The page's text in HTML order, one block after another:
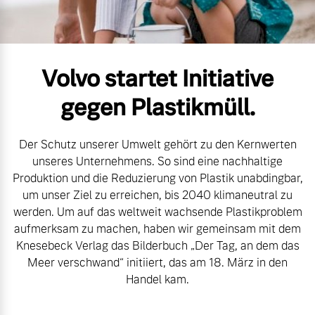
Mild-Hybrid
Geschäftskunden
Editionsmodelle
Konnektivität
Gebrauchtwagen
Aktuelle Zubehörangebote
Zubehörkatalog
Service by Volvo
Sie erhalten bei uns eine
Vielzahl von Original
Volvo Winter- und
Sommer Kompletträder.
Kontakt und Anfahrt
Volvo startet Initiative
gegen Plastikmüll.
Der Schutz unserer Umwelt gehört zu den Kernwerten
unseres Unternehmens. So sind eine nachhaltige
Produktion und die Reduzierung von Plastik unabdingbar,
um unser Ziel zu erreichen, bis 2040 klimaneutral zu
werden. Um auf das weltweit wachsende Plastikproblem
aufmerksam zu machen, haben wir gemeinsam mit dem
Knesebeck Verlag das Bilderbuch „Der Tag, an dem das
Meer verschwand“ initiiert, das am 18. März in den
Handel kam.